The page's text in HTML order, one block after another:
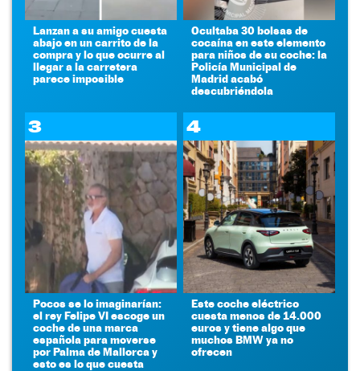
Lanzan a su amigo cuesta
abajo en un carrito de la
compra y lo que ocurre al
llegar a la carretera
parece imposible
Ocultaba 30 bolsas de
cocaína en este elemento
para niños de su coche: la
Policía Municipal de
Madrid acabó
descubriéndola
3
Pocos se lo imaginarían:
el rey Felipe VI escoge un
coche de una marca
española para moverse
por Palma de Mallorca y
esto es lo que cuesta
4
Este coche eléctrico
cuesta menos de 14.000
euros y tiene algo que
muchos BMW ya no
ofrecen